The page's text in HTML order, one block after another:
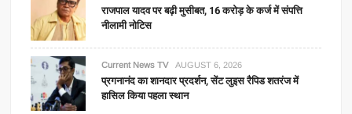
राजपाल यादव पर बढ़ी मुसीबत, 16 करोड़ के कर्ज में संपत्ति
नीलामी नोटिस
Current News TV AUGUST 6, 2026
प्रगनानंद का शानदार प्रदर्शन, सेंट लुइस रैपिड शतरंज में
हासिल किया पहला स्थान